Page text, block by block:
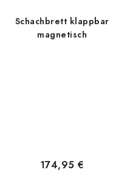
Schachbrett klappbar
magnetisch
174,95 €